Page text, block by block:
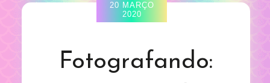
20 MARÇO
2020
Fotografando: